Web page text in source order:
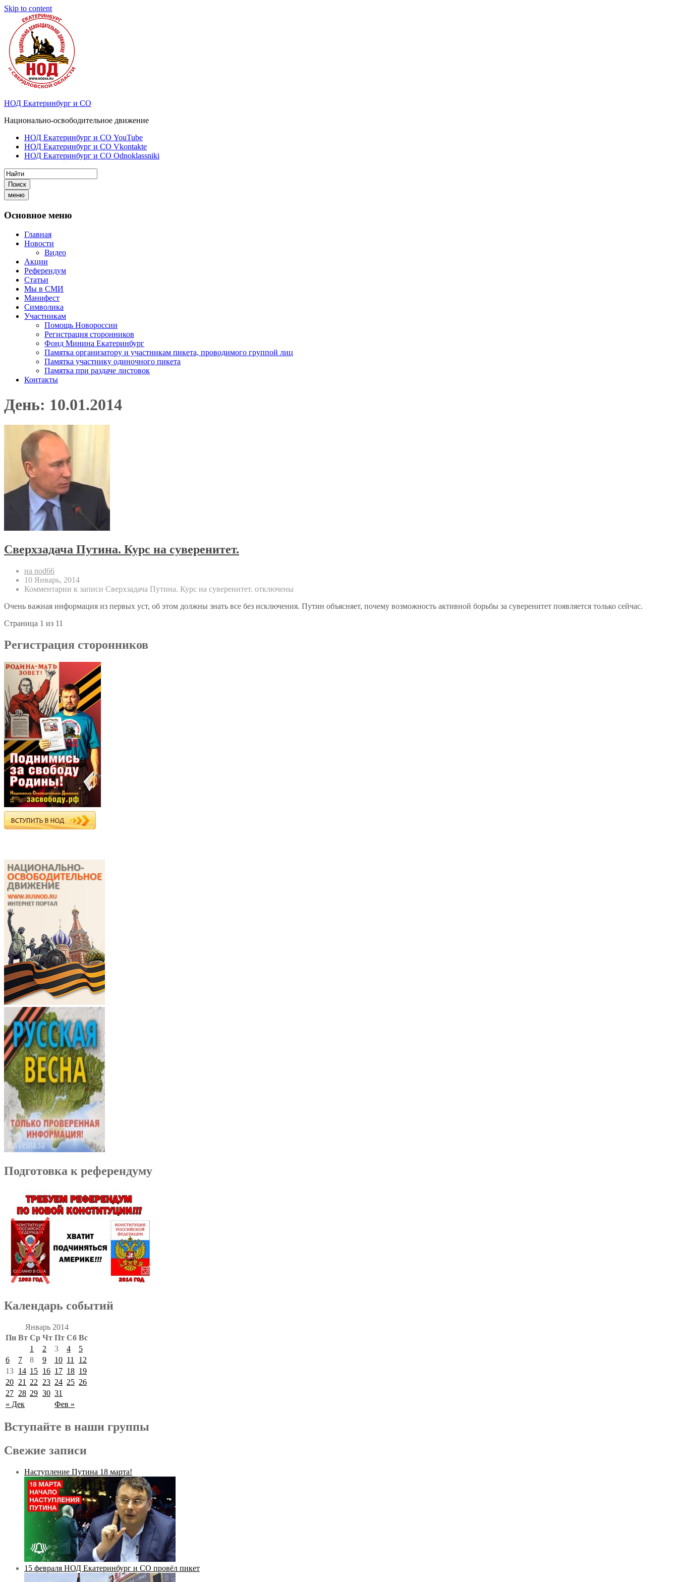
Skip to content
НОД Екатеринбург и СО
Национально-освободительное движение
НОД Екатеринбург и СО YouTube
НОД Екатеринбург и СО Vkontakte
НОД Екатеринбург и СО Odnoklassniki
Поиск
меню
Основное меню
Главная
Новости
Видео
Акции
Референдум
Статьи
Мы в СМИ
Манифест
Символика
Участникам
Помощь Новороссии
Регистрация сторонников
Фонд Минина Екатеринбург
Памятка организатору и участникам пикета, проводимого группой лиц
Памятка участнику одиночного пикета
Памятка при раздаче листовок
Контакты
День: 10.01.2014
Сверхзадача Путина. Курс на суверенитет.
на nod66
10 Январь, 2014
Комментарии к записи Сверхзадача Путина. Курс на суверенитет. отключены
Очень важная информация из первых уст, об этом должны знать все без исключения. Путин объясняет, почему возможность активной борьбы за суверенитет появляется только сейчас.
Страница 1 из 11
Регистрация сторонников
Подготовка к референдуму
Календарь событий
Январь 2014
Пн Вт Ср Чт Пт Сб Вс
« Дек Фев »
1 2 3 4
5
6
7 8 9 10 11
12
13 14 15 16 17 18 19
20 21 22 23 24 25 26
27 28 29 30 31
Вступайте в наши группы
Свежие записи
Наступление Путина 18 марта!
15 февраля НОД Екатеринбург и СО провёл пикет